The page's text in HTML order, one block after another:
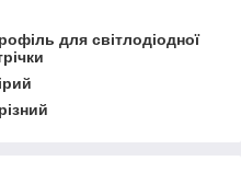
для світлодіодної